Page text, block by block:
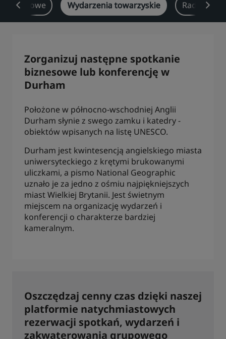
Park Plaza Park Inn by Radisson
Prize by Radisson Country Inn & Suites
Marki stowarzyszone w Chinach
Jin Jiang
Kunlun Golden Tulip
Zapraszamy na nasz blog
branżowe Wydarzenia towarzyskie Radisson
Zorganizuj następne spotkanie
biznesowe lub konferencję w
Durham
Położone w północno-wschodniej Anglii
Durham słynie z swego zamku i katedry -
obiektów wpisanych na listę UNESCO.
Durham jest kwintesencją angielskiego miasta
uniwersyteckiego z krętymi brukowanymi
uliczkami, a pismo National Geographic
uznało je za jedno z ośmiu najpiękniejszych
miast Wielkiej Brytanii. Jest świetnym
miejscem na organizację wydarzeń i
konferencji o charakterze bardziej
kameralnym.
Oszczędzaj cenny czas dzięki naszej
platformie natychmiastowych
rezerwacji spotkań, wydarzeń i
zakwaterowania grupowego